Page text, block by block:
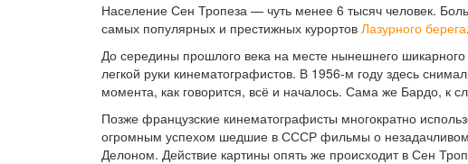
Население Сен Тропеза — чуть менее 6 тысяч человек.
самых популярных и престижных курортов Лазурного берега.
До середины прошлого века на месте нынешнего
легкой руки кинематографистов. В 1956-м году здесь
момента, как говорится, всё и началось. Сама же Бардо, к
Позже французские кинематографисты многократно
огромным успехом шедшие в СССР фильмы о
Делоном. Действие картины опять же происходит в Сен